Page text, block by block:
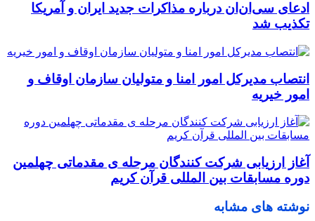
ادعای سی‌ان‌ان درباره مذاکرات جدید ایران و آمریکا
تکذیب شد
انتصاب مدیرکل امور امنا و متولیان سازمان اوقاف و
امور خیریه
آغاز ارزیابی شرکت کنندگان مرحله ی مقدماتی چهلمین
دوره مسابقات بین المللی قرآن کریم
نوشته های مشابه